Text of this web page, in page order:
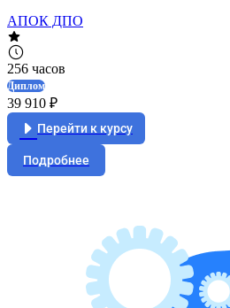
АПОК ДПО
256 часов
Диплом
39 910 ₽
Перейти к курсу
Подробнее